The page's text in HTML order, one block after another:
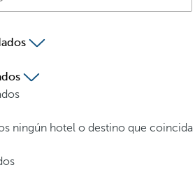
ningún hotel o destino que coincida